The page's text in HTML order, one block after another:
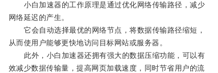
小白加速器的工作原理是通过优化网络传输路径，减少
网络延迟的产生。
它会自动选择最优的网络节点，将数据传输路径缩短，
从而使用户能够更快地访问目标网站或服务器。
此外，小白加速器还拥有强大的数据压缩功能，可以有
效减少数据传输量，提高网页加载速度，同时节省用户的流